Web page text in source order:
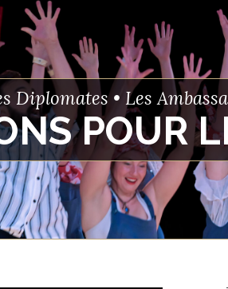
Diplomates • Les
POUR